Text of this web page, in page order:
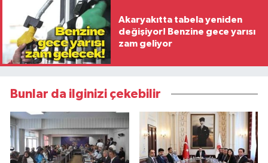
Akaryakıtta tabela yeniden
değişiyor! Benzine gece yarısı
zam geliyor
Bunlar da ilginizi çekebilir